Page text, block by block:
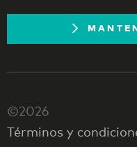
©2026
Términos y